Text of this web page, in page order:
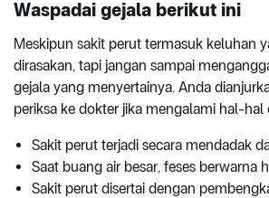
Waspadai gejala berikut ini
Meskipun sakit perut termasuk keluhan
dirasakan, tapi jangan sampai
gejala yang menyertainya. Anda
periksa ke dokter jika mengalami hal-hal
Sakit perut terjadi secara mendadak
Saat buang air besar, feses berwarna
Sakit perut disertai dengan